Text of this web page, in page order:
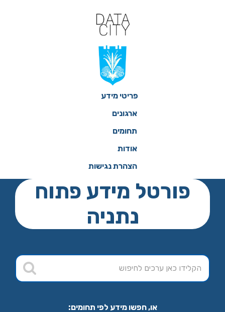
פריטי מידע
ארגונים
תחומים
אודות
הצהרת נגישות
פורטל מידע פתוח
נתניה
או, חפשו מידע לפי תחומים: